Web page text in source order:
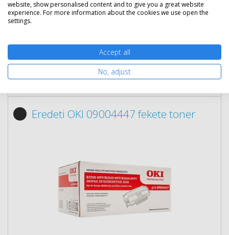
Ingyenes szállítás
Nem rendelhető
Eredeti OKI 09004447 fekete toner
website, show personalised content and to give you a great website
experience. For more information about the cookies we use open the
settings.
Accept all
No, adjust